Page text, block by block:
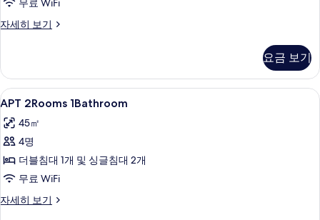
개
진
모
두
보
기
무료 WiFi
자세히 보기
아
실
개
세
히
기
요금 보기
APT
2Rooms
1Bathroom
사
진
모
두
고급 침구, 객실 내 금고, 노트북 작업
7
APT 2Rooms 1Bathroom
45㎡
4명
더블침대 1개 및 싱글침대 2개
무료 WiFi
자세히 보기
APT